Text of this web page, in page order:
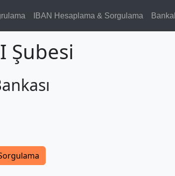
IBAN Hesaplama & Sorgulama
Şubesi